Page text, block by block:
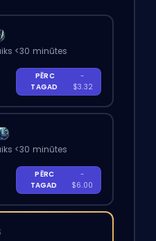
<30 minūtes
PĒRC
TAGAD
-
$3.32
<30 minūtes
PĒRC
TAGAD
-
$6.00